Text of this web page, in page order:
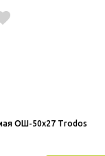
ОШ-50х27 Trodos